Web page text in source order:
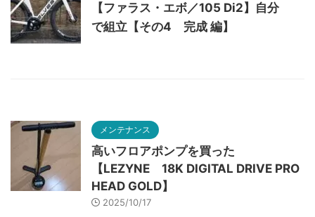
【ファラス・エボ／105 Di2】自分
で組立【その4 完成 編】
メンテナンス
高いフロアポンプを買った
【LEZYNE 18K DIGITAL DRIVE PRO
HEAD GOLD】
2025/10/17